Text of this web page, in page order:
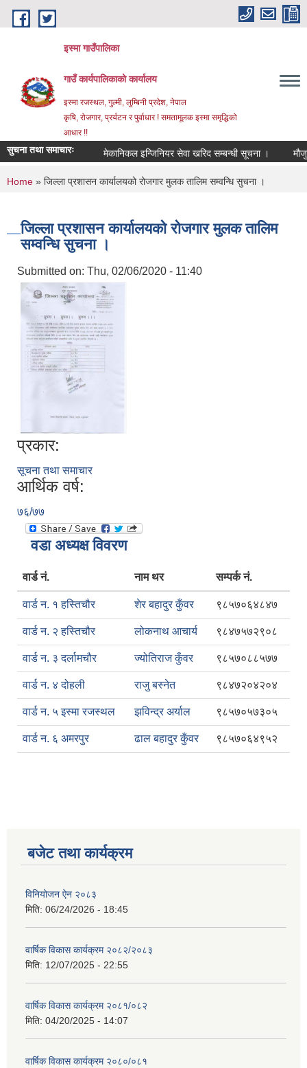
Skip to main content
इस्मा गाउँपालिका
गाउँ कार्यपालिकाको कार्यालय
इस्मा रजस्थल, गुल्मी, लुम्बिनी प्रदेश, नेपाल
कृषि, रोजगार, प्रर्यटन र पुर्वाधार ! समतामूलक इस्मा समृद्धिको
आधार !!
सुचना तथा समाचारः मेकानिकल इन्जिनियर सेवा खरिद सम्बन्धी सूचना । मौजुदा
You are here
Home » जिल्ला प्रशासन कार्यालयको रोजगार मुलक तालिम सम्वन्धि सुचना ।
जिल्ला प्रशासन कार्यालयको रोजगार मुलक तालिम
सम्वन्धि सुचना ।
Submitted on: Thu, 02/06/2020 - 11:40
प्रकार:
सूचना तथा समाचार
आर्थिक वर्ष:
७६/७७
वडा अध्यक्ष विवरण
वार्ड नं. नाम थर सम्पर्क नं.
वार्ड न. १ हस्तिचौर शेर बहादुर कुँवर ९८५७०६४८४७
वार्ड न. २ हस्तिचौर लोकनाथ आचार्य ९८४७५७२९०८
वार्ड न. ३ दर्लामचौर ज्योतिराज कुँवर ९८५७०८८५७७
वार्ड न. ४ दोहली राजु बस्नेत ९८४७२०४२०४
वार्ड न. ५ इस्मा रजस्थल झविन्द्र अर्याल ९८५७०५७३०५
वार्ड न. ६ अमरपुर ढाल बहादुर कुँवर ९८५७०६४९५२
बजेट तथा कार्यक्रम
विनियोजन ऐन २०८३
मिति: 06/24/2026 - 18:45
वार्षिक विकास कार्यक्रम २०८२/२०८३
मिति: 12/07/2025 - 22:55
वार्षिक विकास कार्यक्रम २०८१/०८२
मिति: 04/20/2025 - 14:07
वार्षिक विकास कार्यक्रम २०८०/०८१